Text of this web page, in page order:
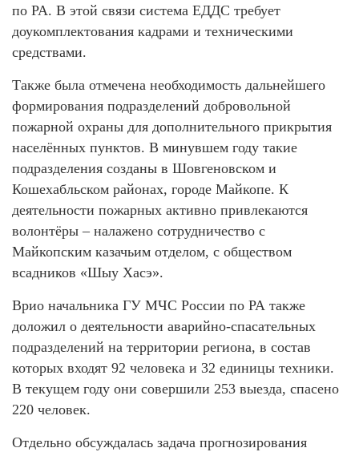
по РА. В этой связи система ЕДДС требует
доукомплектования кадрами и техническими
средствами.
Также была отмечена необходимость дальнейшего
формирования подразделений добровольной
пожарной охраны для дополнительного прикрытия
населённых пунктов. В минувшем году такие
подразделения созданы в Шовгеновском и
Кошехабльском районах, городе Майкопе. К
деятельности пожарных активно привлекаются
волонтёры – налажено сотрудничество с
Майкопским казачьим отделом, с обществом
всадников «Шыу Хасэ».
Врио начальника ГУ МЧС России по РА также
доложил о деятельности аварийно-спасательных
подразделений на территории региона, в состав
которых входят 92 человека и 32 единицы техники.
В текущем году они совершили 253 выезда, спасено
220 человек.
Отдельно обсуждалась задача прогнозирования